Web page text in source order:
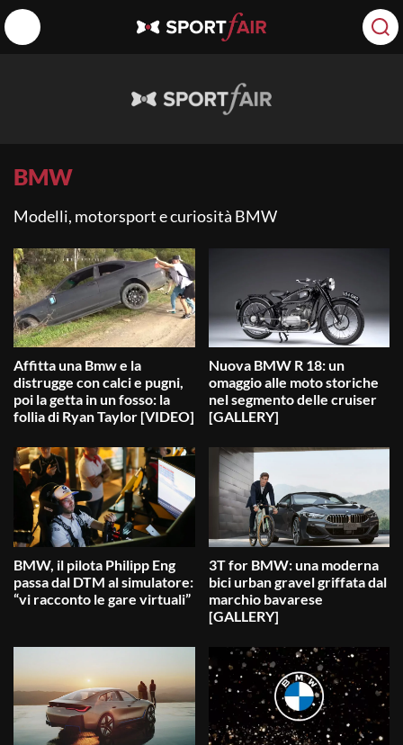
BMW
Modelli, motorsport e curiosità BMW
Affitta una Bmw e la
distrugge con calci e pugni,
poi la getta in un fosso: la
follia di Ryan Taylor [VIDEO]
Nuova BMW R 18: un
omaggio alle moto storiche
nel segmento delle cruiser
[GALLERY]
BMW, il pilota Philipp Eng
passa dal DTM al simulatore:
“vi racconto le gare virtuali”
3T for BMW: una moderna
bici urban gravel griffata dal
marchio bavarese
[GALLERY]